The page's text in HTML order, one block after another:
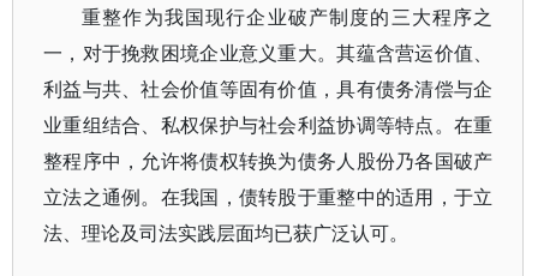
重整作为我国现行企业破产制度的三大程序之
一，对于挽救困境企业意义重大。其蕴含营运价值、
利益与共、社会价值等固有价值，具有债务清偿与企
业重组结合、私权保护与社会利益协调等特点。在重
整程序中，允许将债权转换为债务人股份乃各国破产
立法之通例。在我国，债转股于重整中的适用，于立
法、理论及司法实践层面均已获广泛认可。